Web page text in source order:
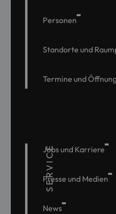
Personen
Standorte und
Termine und
SERVICE
Jobs und Karriere
Presse und Medien
News